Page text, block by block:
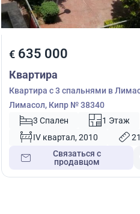
€635 000
Квартира
Квартира с 3 спальнями в
Лимасол, Кипр № 38340
3 Спален
1 Этаж
IV квартал, 2010
Связаться с
продавцом